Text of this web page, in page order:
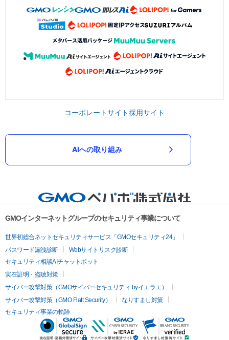
コーポレートサイト採用サイト
AIへの取り組み
GMOインターネットグループのセキュリティ事業について
世界初総合ネットセキュリティサービス「GMOセキュリティ24」
パスワード漏洩診断
Webサイトリスク診断
セキュリティ相談AIチャットボット
実在証明・盗聴対策
サイバー攻撃対策（GMOサイバーセキュリティ byイエラエ）
サイバー攻撃対策（GMO Flatt Security）
なりすまし対策
セキュリティ事業の軌跡